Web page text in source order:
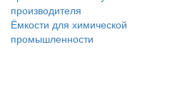
Ёмкости для химической
промышленности